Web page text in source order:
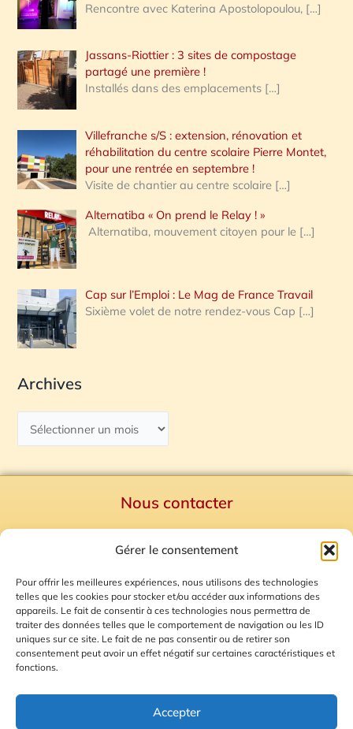
Gérer le consentement
Pour offrir les meilleures expériences, nous utilisons des technologies
telles que les cookies pour stocker et/ou accéder aux informations des
appareils. Le fait de consentir à ces technologies nous permettra de
traiter des données telles que le comportement de navigation ou les ID
uniques sur ce site. Le fait de ne pas consentir ou de retirer son
consentement peut avoir un effet négatif sur certaines caractéristiques et
fonctions.
Accepter
Rencontre avec Katerina Apostolopoulou, […]
Jassans-Riottier : 3 sites de compostage
partagé une première !
Installés dans des emplacements […]
Villefranche s/S : extension, rénovation et
réhabilitation du centre scolaire Pierre Montet,
pour une rentrée en septembre !
Visite de chantier au centre scolaire […]
Alternatiba « On prend le Relay ! »
Alternatiba, mouvement citoyen pour le […]
Cap sur l’Emploi : Le Mag de France Travail
Sixième volet de notre rendez-vous Cap […]
Archives
Nous contacter
Mentions Légales
Plan du site
Gestion des Cookies